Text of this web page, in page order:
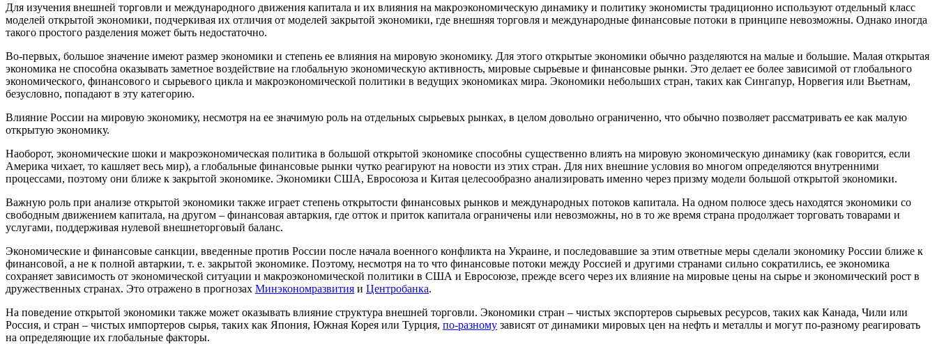
Для изучения внешней торговли и международного движения капитала и их влияния на макроэкономическую динамику и политику экономисты традиционно используют отдельный класс
моделей открытой экономики, подчеркивая их отличия от моделей закрытой экономики, где внешняя торговля и международные финансовые потоки в принципе невозможны. Однако иногда
такого простого разделения может быть недостаточно.
Во-первых, большое значение имеют размер экономики и степень ее влияния на мировую экономику. Для этого открытые экономики обычно разделяются на малые и большие. Малая открытая
экономика не способна оказывать заметное воздействие на глобальную экономическую активность, мировые сырьевые и финансовые рынки. Это делает ее более зависимой от глобального
экономического, финансового и сырьевого цикла и макроэкономической политики в ведущих экономиках мира. Экономики небольших стран, таких как Сингапур, Норвегия или Вьетнам,
безусловно, попадают в эту категорию.
Влияние России на мировую экономику, несмотря на ее значимую роль на отдельных сырьевых рынках, в целом довольно ограниченно, что обычно позволяет рассматривать ее как малую
открытую экономику.
Наоборот, экономические шоки и макроэкономическая политика в большой открытой экономике способны существенно влиять на мировую экономическую динамику (как говорится, если
Америка чихает, то кашляет весь мир), а глобальные финансовые рынки чутко реагируют на новости из этих стран. Для них внешние условия во многом определяются внутренними
процессами, поэтому они ближе к закрытой экономике. Экономики США, Евросоюза и Китая целесообразно анализировать именно через призму модели большой открытой экономики.
Важную роль при анализе открытой экономики также играет степень открытости финансовых рынков и международных потоков капитала. На одном полюсе здесь находятся экономики со
свободным движением капитала, на другом – финансовая автаркия, где отток и приток капитала ограничены или невозможны, но в то же время страна продолжает торговать товарами и
услугами, поддерживая нулевой внешнеторговый баланс.
Экономические и финансовые санкции, введенные против России после начала военного конфликта на Украине, и последовавшие за этим ответные меры сделали экономику России ближе к
финансовой, а не к полной автаркии, т. е. закрытой экономике. Поэтому, несмотря на то что финансовые потоки между Россией и другими странами сильно сократились, ее экономика
сохраняет зависимость от экономической ситуации и макроэкономической политики в США и Евросоюзе, прежде всего через их влияние на мировые цены на сырье и экономический рост в
дружественных странах. Это отражено в прогнозах Минэкономразвития и Центробанка.
На поведение открытой экономики также может оказывать влияние структура внешней торговли. Экономики стран – чистых экспортеров сырьевых ресурсов, таких как Канада, Чили или
Россия, и стран – чистых импортеров сырья, таких как Япония, Южная Корея или Турция, по-разному зависят от динамики мировых цен на нефть и металлы и могут по-разному реагировать
на определяющие их глобальные факторы.